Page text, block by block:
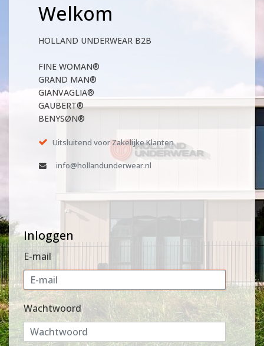
Welkom
HOLLAND UNDERWEAR B2B
FINE WOMAN®
GRAND MAN®
GIANVAGLIA®
GAUBERT®
BENYSØN®
Uitsluitend voor Zakelijke Klanten
info@hollandunderwear.nl
Inloggen
E-mail
Wachtwoord